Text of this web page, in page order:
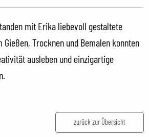
mit Erika liebevoll gestaltete
Gießen, Trocknen und Bemalen konnten
ausleben und einzigartige
zurück zur Übersicht